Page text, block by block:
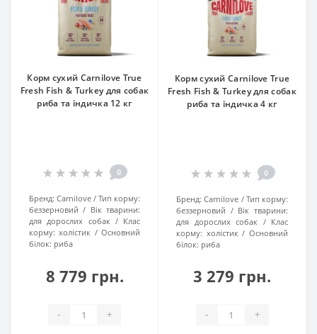
Корм сухий Carnilove True
Fresh Fish & Turkey для cобак
риба та індичка 12 кг
0
Бренд: Carnilove
Тип корму:
беззерновий
Вік тварини:
для дорослих собак
Клас
корму: холістик
Основний
білок: риба
8 779 грн.
- +
Корм сухий Carnilove True
Fresh Fish & Turkey для cобак
риба та індичка 4 кг
0
Бренд: Carnilove
Тип корму:
беззерновий
Вік тварини:
для дорослих собак
Клас
корму: холістик
Основний
білок: риба
3 279 грн.
- +